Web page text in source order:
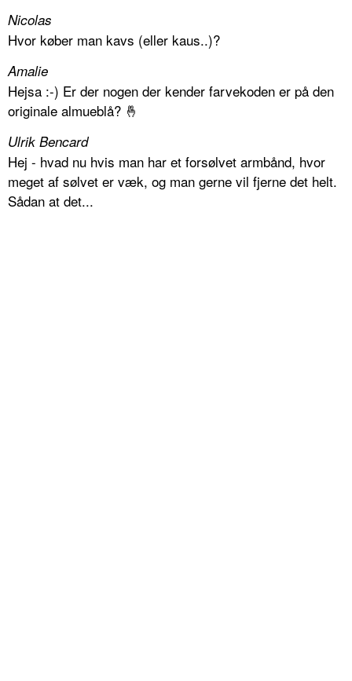
Nicolas
Hvor køber man kavs (eller kaus..)?
Amalie
Hejsa :-) Er der nogen der kender farvekoden er på den
originale almueblå? 🤞
Ulrik Bencard
Hej - hvad nu hvis man har et forsølvet armbånd, hvor
meget af sølvet er væk, og man gerne vil fjerne det helt.
Sådan at det...